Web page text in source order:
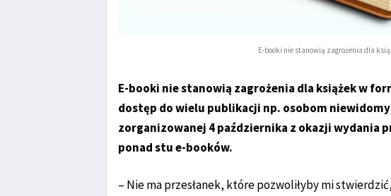
E-booki nie stanowią zagrożenia dla
E-booki nie stanowią zagrożenia dla książek w
dostęp do wielu publikacji np. osobom
zorganizowanej 4 października z okazji wydania
ponad stu e-booków.
– Nie ma przesłanek, które pozwoliłyby mi